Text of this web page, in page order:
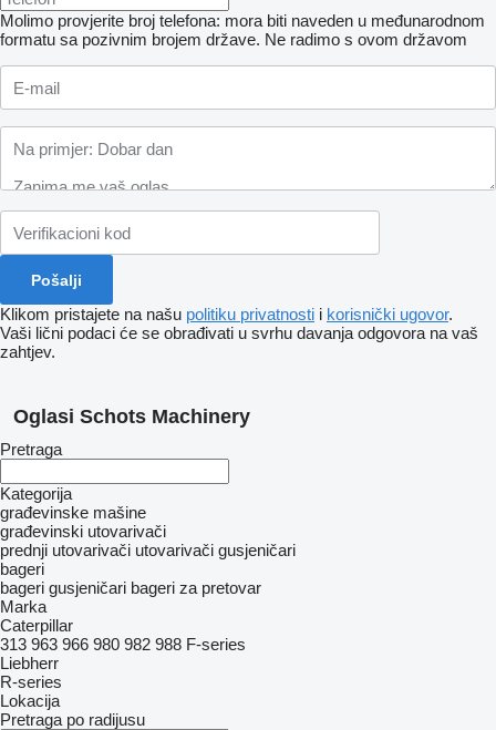
Molimo provjerite broj telefona: mora biti naveden u međunarodnom
formatu sa pozivnim brojem države. Ne radimo s ovom državom
Klikom pristajete na našu politiku privatnosti i korisnički ugovor.
Vaši lični podaci će se obrađivati ​​u svrhu davanja odgovora na vaš
zahtjev.
Oglasi Schots Machinery
Pretraga
Kategorija
građevinske mašine
građevinski utovarivači
prednji utovarivači utovarivači gusjeničari
bageri
bageri gusjeničari bageri za pretovar
Marka
Caterpillar
313 963 966 980 982 988 F-series
Liebherr
R-series
Lokacija
Pretraga po radijusu